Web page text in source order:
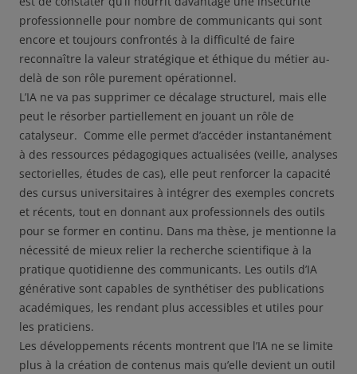
professionnelle pour nombre de communicants qui sont
encore et toujours confrontés à la difficulté de faire
reconnaître la valeur stratégique et éthique du métier au-
delà de son rôle purement opérationnel.
L’IA ne va pas supprimer ce décalage structurel, mais elle
peut le résorber partiellement en jouant un rôle de
catalyseur. Comme elle permet d’accéder instantanément
à des ressources pédagogiques actualisées (veille, analyses
sectorielles, études de cas), elle peut renforcer la capacité
des cursus universitaires à intégrer des exemples concrets
et récents, tout en donnant aux professionnels des outils
pour se former en continu. Dans ma thèse, je mentionne la
nécessité de mieux relier la recherche scientifique à la
pratique quotidienne des communicants. Les outils d’IA
générative sont capables de synthétiser des publications
académiques, les rendant plus accessibles et utiles pour
les praticiens.
Les développements récents montrent que l’IA ne se limite
plus à la création de contenus mais qu’elle devient un outil